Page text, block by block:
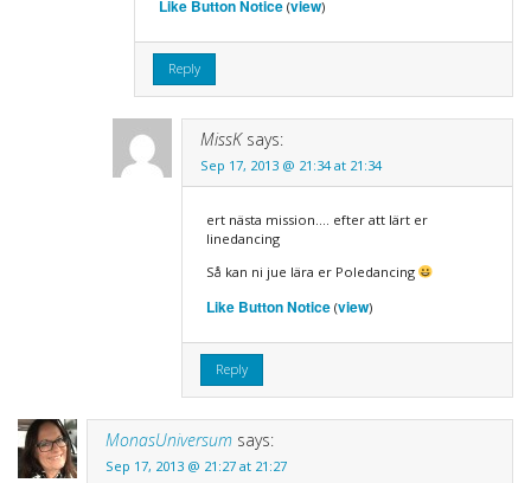
Like Button Notice(view)
Reply
MissK says:
Sep 17, 2013 @ 21:34 at 21:34
ert nästa mission…. efter att lärt er
linedancing
Så kan ni jue lära er Poledancing
Like Button Notice(view)
Reply
MonasUniversum says:
Sep 17, 2013 @ 21:27 at 21:27